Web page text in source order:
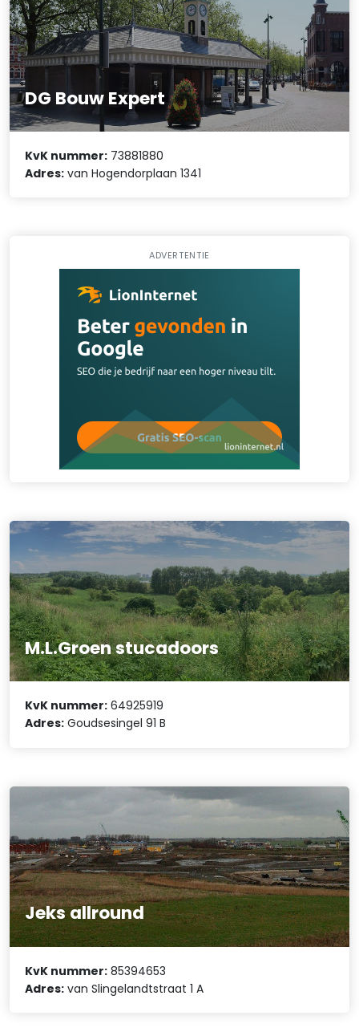
DG Bouw Expert
KvK nummer: 73881880
Adres: van Hogendorplaan 1341
ADVERTENTIE
M.L.Groen stucadoors
KvK nummer: 64925919
Adres: Goudsesingel 91 B
Jeks allround
KvK nummer: 85394653
Adres: van Slingelandtstraat 1 A